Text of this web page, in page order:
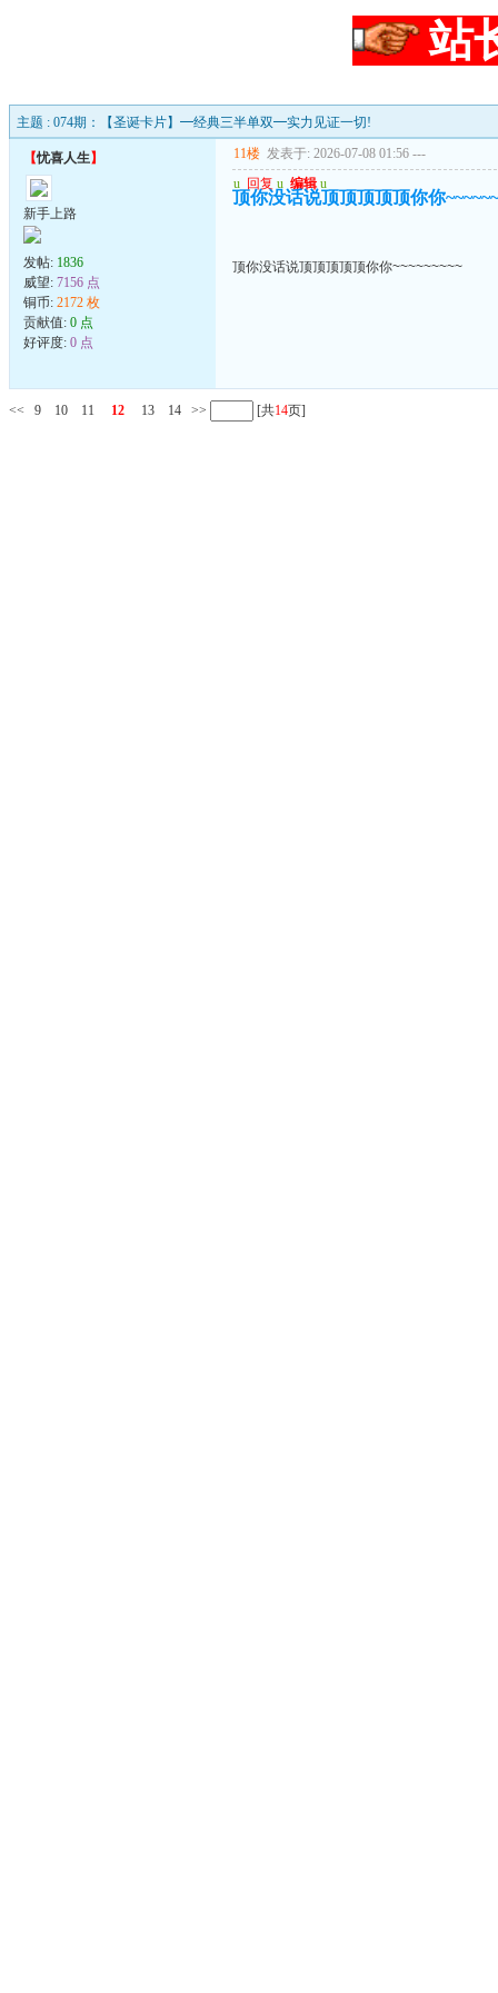
站
主题 : 074期：【圣诞卡片】━经典三半单双━实力见证一切!
【忧喜人生】
新手上路
发帖: 1836
威望: 7156 点
铜币: 2172 枚
贡献值: 0 点
好评度: 0 点
11楼 发表于: 2026-07-08 01:56 ---
u 回复 u 编辑 u
顶你没话说顶顶顶顶顶你你
顶你没话说顶顶顶顶顶你你~~~~~~~~~
<< 9 10 11 12 13 14 >> [共14页]